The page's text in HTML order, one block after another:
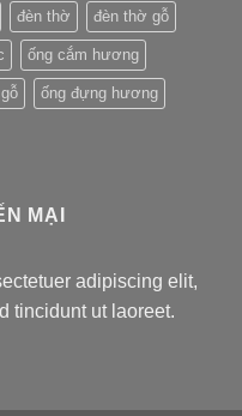
đèn thờ đèn thờ gỗ
ống cắm hương
ống đựng hương
MẠI
adipiscing elit,
tincidunt ut laoreet.